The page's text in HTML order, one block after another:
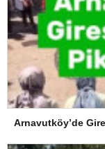
Arnavutköy’de